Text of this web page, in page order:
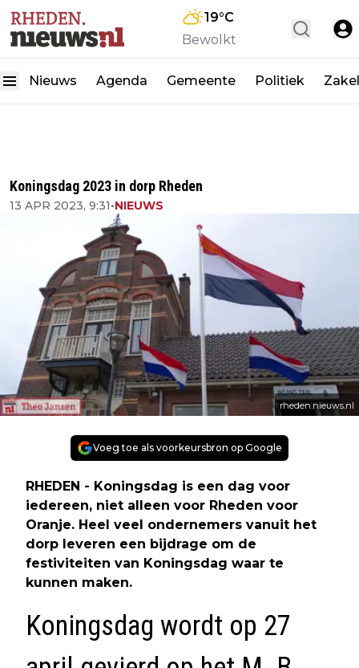
19°C
Bewolkt
Nieuws Agenda Gemeente Politiek
Koningsdag 2023 in dorp Rheden
13 APR 2023, 9:31•NIEUWS
rheden.nieuws.nl
Voeg toe als voorkeursbron op Google
RHEDEN - Koningsdag is een dag voor
iedereen, niet alleen voor Rheden voor
Oranje. Heel veel ondernemers vanuit het
dorp leveren een bijdrage om de
festiviteiten van Koningsdag waar te
kunnen maken.
Koningsdag wordt op 27